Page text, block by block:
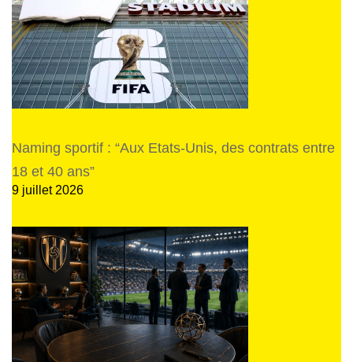
Naming sportif : “Aux Etats-Unis, des contrats entre
18 et 40 ans”
9 juillet 2026